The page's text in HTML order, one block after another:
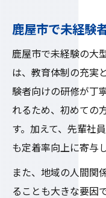
鹿屋市で未経験
鹿屋市で未経験の大
は、教育体制の充実
験者向けの研修が丁
れるため、初めての
す。加えて、先輩社
も定着率向上に寄与
また、地域の人間関
ることも大きな要因